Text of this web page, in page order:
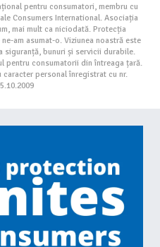
pentru consumatori, membru cu
Consumers International. Asociația
mai mult ca niciodată. Protecția
am asumat-o. Viziunea noastră este
siguranță, bunuri și servicii durabile.
pentru consumatorii din întreaga țară.
personal înregistrat cu nr.